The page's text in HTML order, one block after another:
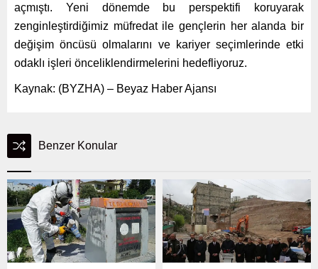
açmıştı. Yeni dönemde bu perspektifi koruyarak
zenginleştirdiğimiz müfredat ile gençlerin her alanda bir
değişim öncüsü olmalarını ve kariyer seçimlerinde etki
odaklı işleri önceliklendirmelerini hedefliyoruz.
Kaynak: (BYZHA) – Beyaz Haber Ajansı
Benzer Konular